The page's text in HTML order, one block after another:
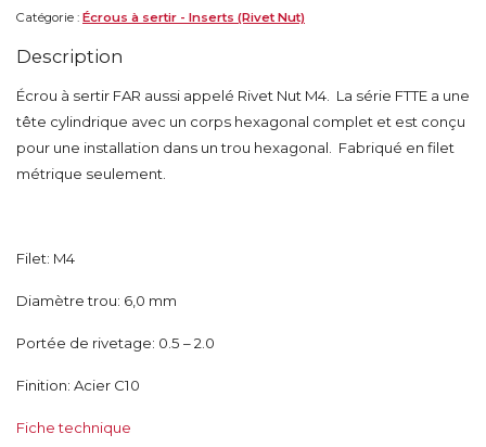
Catégorie : Écrous à sertir - Inserts (Rivet Nut)
Description
Écrou à sertir FAR aussi appelé Rivet Nut M4. La série FTTE a une
tête cylindrique avec un corps hexagonal complet et est conçu
pour une installation dans un trou hexagonal. Fabriqué en filet
métrique seulement.
Filet: M4
Diamètre trou: 6,0 mm
Portée de rivetage: 0.5 – 2.0
Finition: Acier C10
Fiche technique